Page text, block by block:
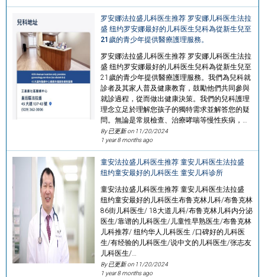
罗安娜法拉盛儿科医生推荐 罗安娜儿科医生法拉
盛 纽约罗安娜最好的儿科医生兒科為從新生兒至
21歲的青少年提供醫療護理服務。
罗安娜法拉盛儿科医生推荐 罗安娜儿科医生法拉
盛 纽约罗安娜最好的儿科医生兒科為從新生兒至
21歲的青少年提供醫療護理服務。我們為兒科就
診者及其家人普及健康教育，鼓勵他們共同參與
就診過程，從而做出健康決策。我們的兒科護理
理念立足於理解您孩子的獨特需求並解答您的疑
問。無論是常規檢查、治療哮喘等慢性疾病，…
By 已更新 on 11/20/2024
1 year 8 months ago
童安法拉盛儿科医生推荐 童安儿科医生法拉盛
纽约童安最好的儿科医生 童安儿科诊所
童安法拉盛儿科医生推荐 童安儿科医生法拉盛
纽约童安最好的儿科医生布鲁克林儿科/布鲁克林
86街儿科医生/ 18大道儿科/布鲁克林儿科内分泌
医生/靠谱的儿科医生/儿童性早熟医生/布鲁克林
儿科推荐/ 纽约华人儿科医生 /口碑好的儿科医
生/有经验的儿科医生/说中文的儿科医生/张志友
儿科医生/…
By 已更新 on 11/20/2024
1 year 8 months ago